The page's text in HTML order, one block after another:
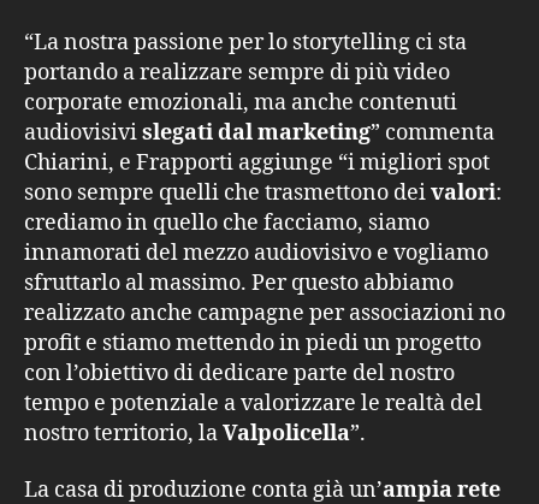
“La nostra passione per lo storytelling ci sta
portando a realizzare sempre di più video
corporate emozionali, ma anche contenuti
audiovisivislegati dal marketing” commenta
Chiarini, e Frapporti aggiunge “i migliori spot
sono sempre quelli che trasmettono deivalori:
crediamo in quello che facciamo, siamo
innamorati del mezzo audiovisivo e vogliamo
sfruttarlo al massimo. Per questo abbiamo
realizzato anche campagne per associazioni no
profit e stiamo mettendo in piedi un progetto
con l’obiettivo di dedicare parte del nostro
tempo e potenziale a valorizzare le realtà del
nostro territorio, laValpolicella”.
La casa di produzione conta già un’ampia rete